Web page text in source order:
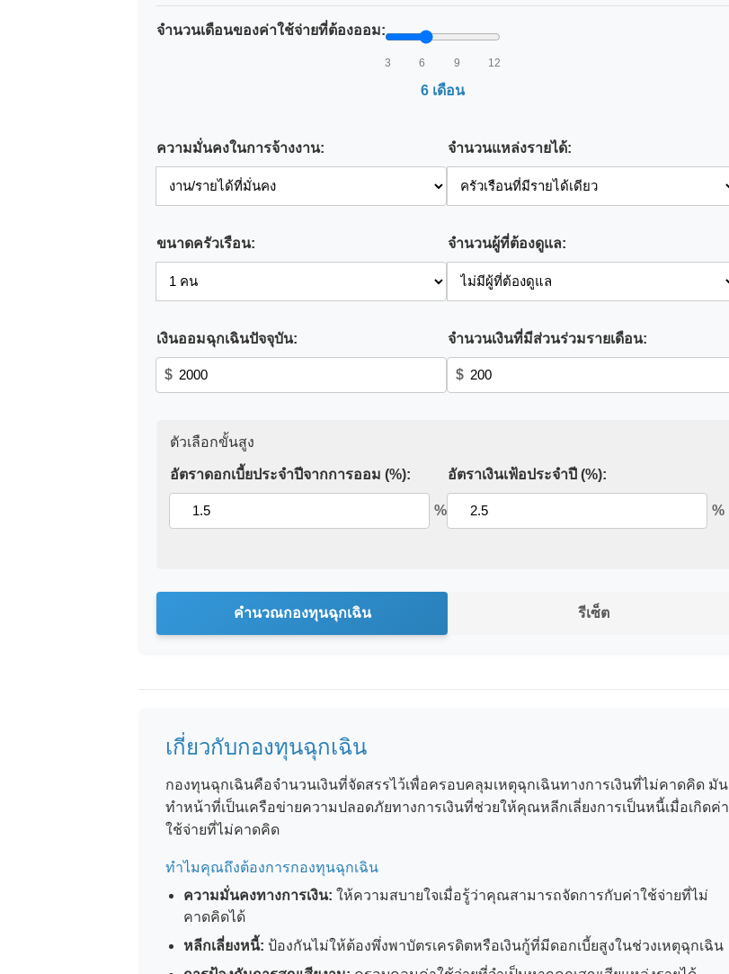
จำนวนเดือนของค่าใช้จ่ายที่ต้องออม:
3 6 9 12
6 เดือน
ความมั่นคงในการจ้างงาน: จำนวนแหล่งรายได้:
ขนาดครัวเรือน: จำนวนผู้ที่ต้องดูแล:
เงินออมฉุกเฉินปัจจุบัน:
$
จำนวนเงินที่มีส่วนร่วมรายเดือน:
$
ตัวเลือกขั้นสูง
อัตราดอกเบี้ยประจำปีจากการออม (%):
%
อัตราเงินเฟ้อประจำปี (%):
%
คำนวณกองทุนฉุกเฉิน รีเซ็ต
เกี่ยวกับกองทุนฉุกเฉิน
กองทุนฉุกเฉินคือจำนวนเงินที่จัดสรรไว้เพื่อครอบคลุมเหตุฉุกเฉินทางการเงินที่ไม่คาดคิด มัน
ทำหน้าที่เป็นเครือข่ายความปลอดภัยทางการเงินที่ช่วยให้คุณหลีกเลี่ยงการเป็นหนี้เมื่อเกิดค่า
ใช้จ่ายที่ไม่คาดคิด
ทำไมคุณถึงต้องการกองทุนฉุกเฉิน
ความมั่นคงทางการเงิน: ให้ความสบายใจเมื่อรู้ว่าคุณสามารถจัดการกับค่าใช้จ่ายที่ไม่
คาดคิดได้
หลีกเลี่ยงหนี้: ป้องกันไม่ให้ต้องพึ่งพาบัตรเครดิตหรือเงินกู้ที่มีดอกเบี้ยสูงในช่วงเหตุฉุกเฉิน